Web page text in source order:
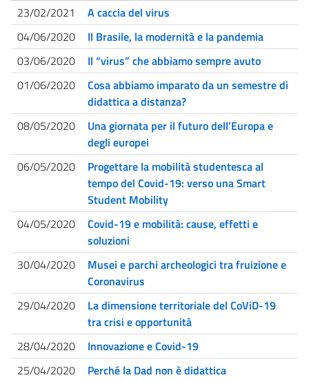
23/02/2021
A caccia del virus
04/06/2020
Il Brasile, la modernità e la pandemia
03/06/2020
Il “virus” che abbiamo sempre avuto
01/06/2020
Cosa abbiamo imparato da un semestre di
didattica a distanza?
08/05/2020
Una giornata per il futuro dell’Europa e
degli europei
06/05/2020
Progettare la mobilità studentesca al
tempo del Covid-19: verso una Smart
Student Mobility
04/05/2020
Covid-19 e mobilità: cause, effetti e
soluzioni
30/04/2020
Musei e parchi archeologici tra fruizione e
Coronavirus
29/04/2020
La dimensione territoriale del CoViD-19
tra crisi e opportunità
28/04/2020
Innovazione e Covid-19
25/04/2020
Perché la Dad non è didattica